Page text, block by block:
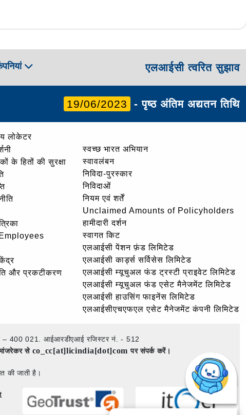
एलआईसी त्वरित सुझाव
19/06/2023 - पृष्ठ अंतिम अद्यतन तिथि
लोकेटर
के हितों की सुरक्षा
और प्रकटीकरण
स्वच्छ भारत अभियान
स्वावलंबन
निविदा-पुरस्कार
निविदाओं
नियम एवं शर्तें
Unclaimed Amounts of Policyholders
हामीदारी दर्शन
स्वागत किट
एलआईसी पेंशन फ़ंड लिमिटेड
एलआईसी कार्ड्स सर्विसेस लिमिटेड
एलआईसी म्यूचुअल फंड ट्रस्टी प्राइवेट लिमिटेड
एलआईसी म्यूचुअल फंड एसेट मैनेजमेंट लिमिटेड
एलआईसी हाउसिंग फाइनेंस लिमिटेड
एलआईसीएचएफएल एसेट मैनेजमेंट कंपनी लिमिटेड
– 400 021. आईआरडीएआई रजिस्टर नं. - 512
से co_cc[at]licindia[dot]comपर संपर्क करें।
की जाती है।